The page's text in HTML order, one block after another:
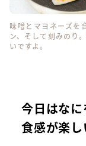
味噌とマヨネーズを
ン、そして刻みのり
いですよ。
今日はなに
食感が楽し